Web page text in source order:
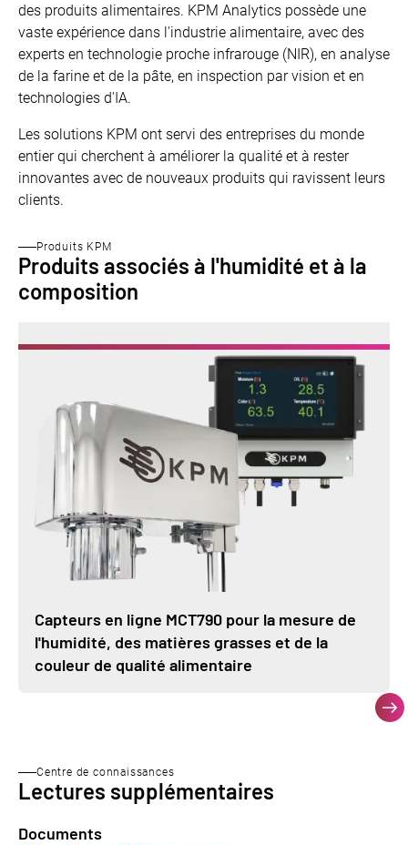
des produits alimentaires. KPM Analytics possède une
vaste expérience dans l'industrie alimentaire, avec des
experts en technologie proche infrarouge (NIR), en analyse
de la farine et de la pâte, en inspection par vision et en
technologies d'IA.
Les solutions KPM ont servi des entreprises du monde
entier qui cherchent à améliorer la qualité et à rester
innovantes avec de nouveaux produits qui ravissent leurs
clients.
Produits KPM
Produits associés à l'humidité et à la
composition
Capteurs en ligne MCT790 pour la mesure de
l'humidité, des matières grasses et de la
couleur de qualité alimentaire
Centre de connaissances
Lectures supplémentaires
Documents